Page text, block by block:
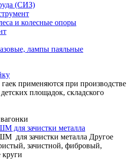
(СИЗ)
и колесные опоры
лампы паяльные
применяются при производстве
площадок, складского
для зачистки металла
для зачистки металла Другое
зачистной, фибровый,